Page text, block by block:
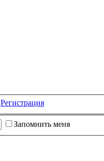
Регистрация
Запомнить меня